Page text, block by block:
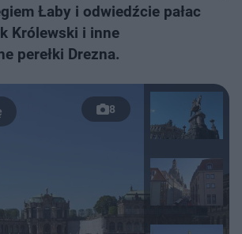
Łaby i odwiedźcie pałac
Królewski i inne
perełki Drezna.
8